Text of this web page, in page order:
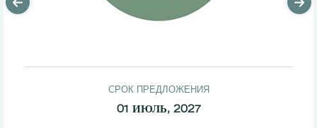
СРОК ПРЕДЛОЖЕНИЯ
01 ИЮЛЬ, 2027